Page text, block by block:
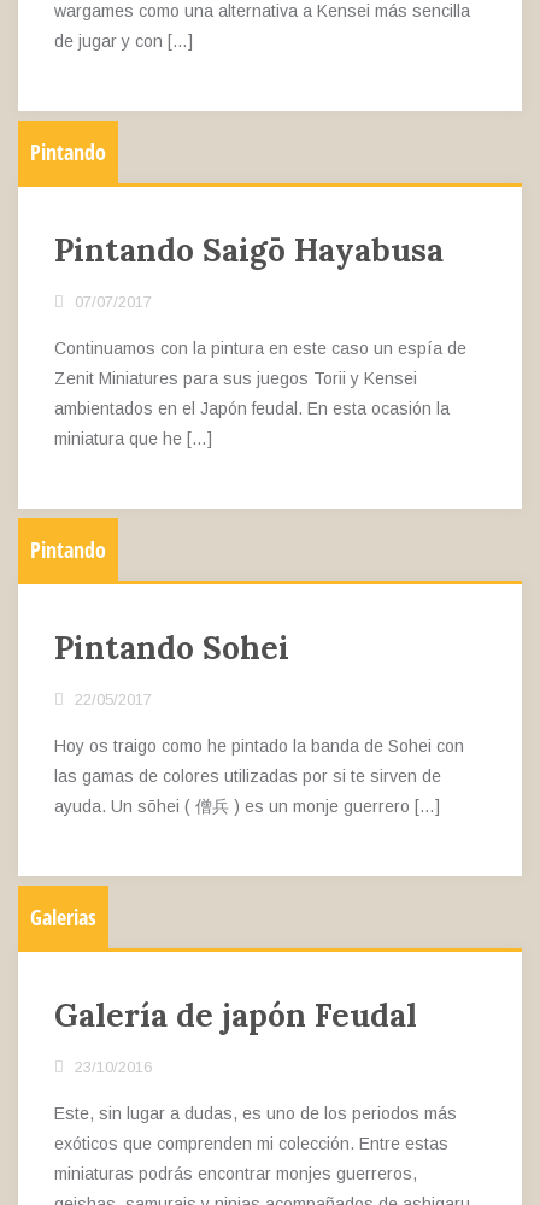
wargames como una alternativa a Kensei más sencilla
de jugar y con […]
Pintando
Pintando Saigō Hayabusa
07/07/2017
Continuamos con la pintura en este caso un espía de
Zenit Miniatures para sus juegos Torii y Kensei
ambientados en el Japón feudal. En esta ocasión la
miniatura que he […]
Pintando
Pintando Sohei
22/05/2017
Hoy os traigo como he pintado la banda de Sohei con
las gamas de colores utilizadas por si te sirven de
ayuda. Un sōhei ( 僧兵 ) es un monje guerrero […]
Galerias
Galería de japón Feudal
23/10/2016
Este, sin lugar a dudas, es uno de los periodos más
exóticos que comprenden mi colección. Entre estas
miniaturas podrás encontrar monjes guerreros,